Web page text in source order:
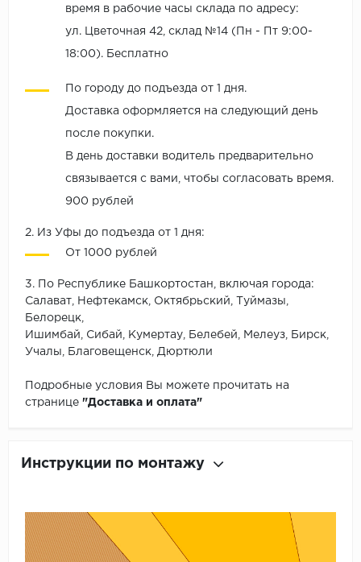
время в рабочие часы склада по адресу:
ул. Цветочная 42, склад №14 (Пн - Пт 9:00-
18:00). Бесплатно
По городу до подъезда от 1 дня.
Доставка оформляется на следующий день
после покупки.
В день доставки водитель предварительно
связывается с вами, чтобы согласовать время.
900 рублей
2. Из Уфы до подъезда от 1 дня:
От 1000 рублей
3. По Республике Башкортостан, включая города:
Салават, Нефтекамск, Октябрьский, Туймазы,
Белорецк,
Ишимбай, Сибай, Кумертау, Белебей, Мелеуз, Бирск,
Учалы, Благовещенск, Дюртюли
Подробные условия Вы можете прочитать на
странице "Доставка и оплата"
Инструкции по монтажу